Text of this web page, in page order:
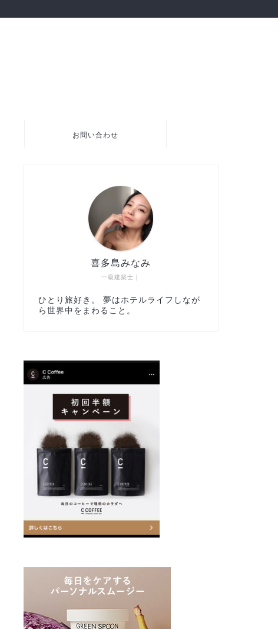
お問い合わせ
一級建築士｜
喜多島みなみ
ひとり旅好き。 夢はホテルライフしなが
ら世界中をまわること。